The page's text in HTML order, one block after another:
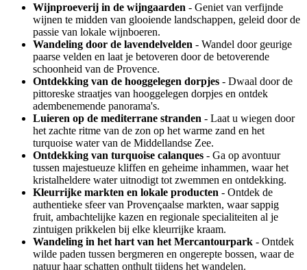
Wijnproeverij in de wijngaarden - Geniet van verfijnde
wijnen te midden van glooiende landschappen, geleid door de
passie van lokale wijnboeren.
Wandeling door de lavendelvelden - Wandel door geurige
paarse velden en laat je betoveren door de betoverende
schoonheid van de Provence.
Ontdekking van de hooggelegen dorpjes - Dwaal door de
pittoreske straatjes van hooggelegen dorpjes en ontdek
adembenemende panorama's.
Luieren op de mediterrane stranden - Laat u wiegen door
het zachte ritme van de zon op het warme zand en het
turquoise water van de Middellandse Zee.
Ontdekking van turquoise calanques - Ga op avontuur
tussen majestueuze kliffen en geheime inhammen, waar het
kristalheldere water uitnodigt tot zwemmen en ontdekking.
Kleurrijke markten en lokale producten - Ontdek de
authentieke sfeer van Provençaalse markten, waar sappig
fruit, ambachtelijke kazen en regionale specialiteiten al je
zintuigen prikkelen bij elke kleurrijke kraam.
Wandeling in het hart van het Mercantourpark - Ontdek
wilde paden tussen bergmeren en ongerepte bossen, waar de
natuur haar schatten onthult tijdens het wandelen.